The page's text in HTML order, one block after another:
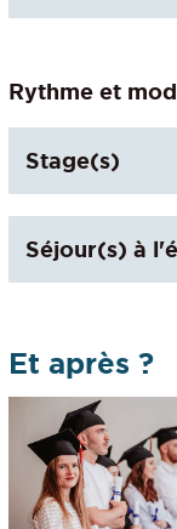
Rythme et
Stage(s)
Séjour(s) à
Et après ?